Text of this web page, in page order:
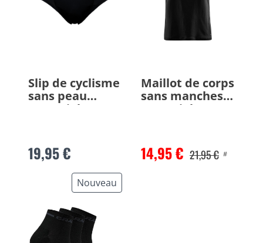
Slip de cyclisme
sans peau
Essential
19,95 €
Maillot de corps
sans manches
Essential
14,95 € 21,95 € #
Nouveau